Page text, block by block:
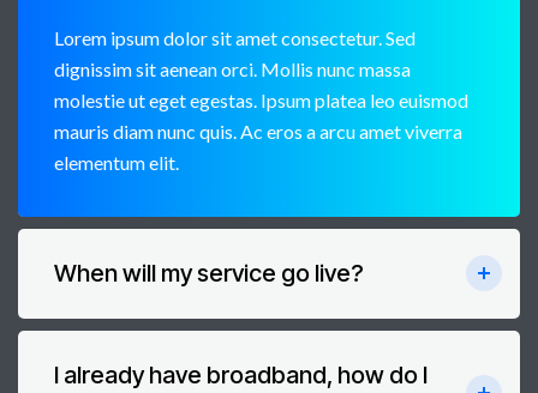
Lorem ipsum dolor sit amet consectetur. Sed
dignissim sit aenean orci. Mollis nunc massa
molestie ut eget egestas. Ipsum platea leo euismod
mauris diam nunc quis. Ac eros a arcu amet viverra
elementum elit.
When will my service go live?
I already have broadband, how do I